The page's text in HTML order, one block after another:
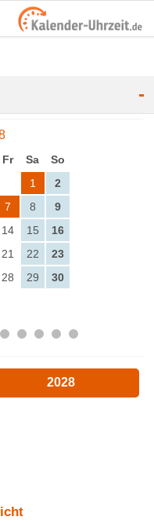
-
Fr Sa
So
1
2
7 8
9
14 15
16
21 22
23
28 29
30
2028